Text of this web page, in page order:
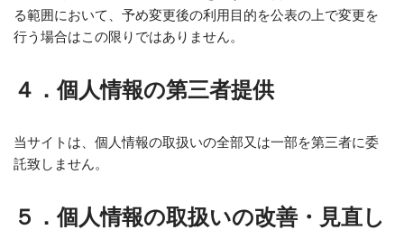
る範囲において、予め変更後の利用目的を公表の上で変更を
行う場合はこの限りではありません。
４．個人情報の第三者提供
当サイトは、個人情報の取扱いの全部又は一部を第三者に委
託致しません。
５．個人情報の取扱いの改善・見直し